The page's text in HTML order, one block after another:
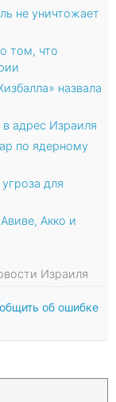
не уничтожает
том, что
назвала
адрес Израиля
по ядерному
для
Акко и
Израиля
об ошибке